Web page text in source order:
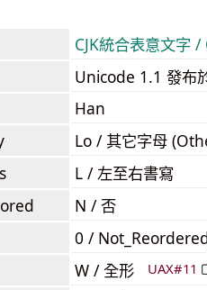
CJK統合表意文字
Unicode 1.1 發布
Han
Lo / 其它字母
L / 左至右書寫
N / 否
0 /
W / 全形 UAX#11